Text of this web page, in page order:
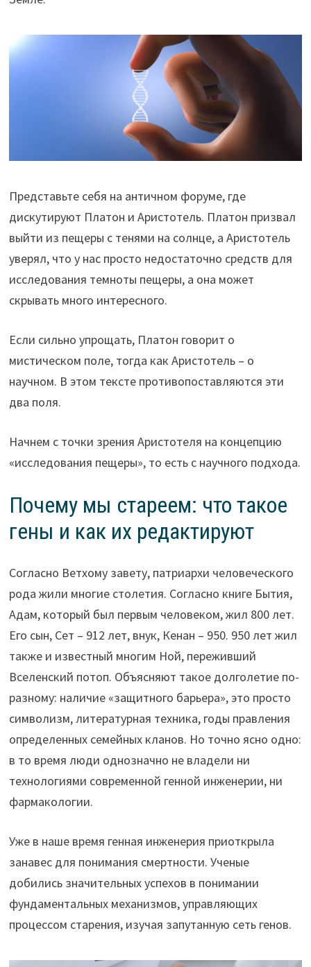
Представьте себя на античном форуме, где
дискутируют Платон и Аристотель. Платон призвал
выйти из пещеры с тенями на солнце, а Аристотель
уверял, что у нас просто недостаточно средств для
исследования темноты пещеры, а она может
скрывать много интересного.
Если сильно упрощать, Платон говорит о
мистическом поле, тогда как Аристотель – о
научном. В этом тексте противопоставляются эти
два поля.
Начнем с точки зрения Аристотеля на концепцию
«исследования пещеры», то есть с научного подхода.
Почему мы стареем: что такое
гены и как их редактируют
Согласно Ветхому завету, патриархи человеческого
рода жили многие столетия. Согласно книге Бытия,
Адам, который был первым человеком, жил 800 лет.
Его сын, Сет – 912 лет, внук, Кенан – 950. 950 лет жил
также и известный многим Ной, переживший
Вселенский потоп. Объясняют такое долголетие по-
разному: наличие «защитного барьера», это просто
символизм, литературная техника, годы правления
определенных семейных кланов. Но точно ясно одно:
в то время люди однозначно не владели ни
технологиями современной генной инженерии, ни
фармакологии.
Уже в наше время генная инженерия приоткрыла
занавес для понимания смертности. Ученые
добились значительных успехов в понимании
фундаментальных механизмов, управляющих
процессом старения, изучая запутанную сеть генов.